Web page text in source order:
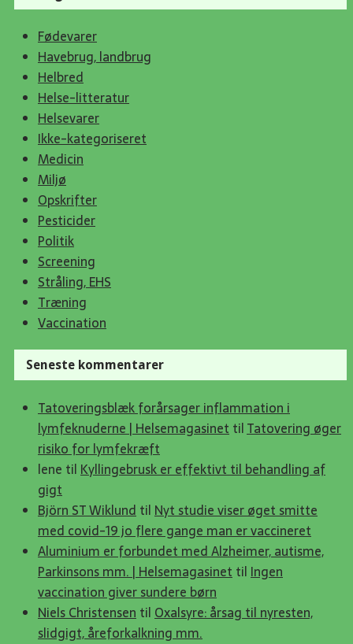
Fødevarer
Havebrug, landbrug
Helbred
Helse-litteratur
Helsevarer
Ikke-kategoriseret
Medicin
Miljø
Opskrifter
Pesticider
Politik
Screening
Stråling, EHS
Træning
Vaccination
Seneste kommentarer
Tatoveringsblæk forårsager inflammation i
lymfeknuderne | Helsemagasinet tilTatovering øger
risiko for lymfekræft
lene til Kyllingebrusk er effektivt til behandling af
gigt
Björn ST Wiklund til Nyt studie viser øget smitte
med covid-19 jo flere gange man er vaccineret
Aluminium er forbundet med Alzheimer, autisme,
Parkinsons mm. | Helsemagasinet til Ingen
vaccination giver sundere børn
Niels Christensen til Oxalsyre: årsag til nyresten,
slidgigt, åreforkalkning mm.